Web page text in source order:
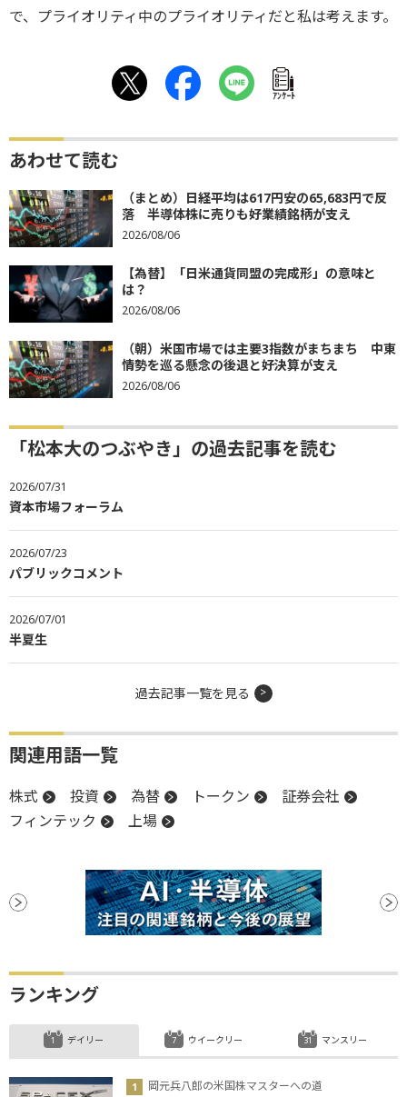
で、プライオリティ中のプライオリティだと私は考えます。
ｱﾝｹｰﾄ
あわせて読む
（まとめ）日経平均は617円安の65,683円で反
落 半導体株に売りも好業績銘柄が支え
2026/08/06
【為替】「日米通貨同盟の完成形」の意味と
は？
2026/08/06
（朝）米国市場では主要3指数がまちまち 中東
情勢を巡る懸念の後退と好決算が支え
2026/08/06
「松本大のつぶやき」の過去記事を読む
2026/07/31
資本市場フォーラム
2026/07/23
パブリックコメント
2026/07/01
半夏生
過去記事一覧を見る
関連用語一覧
株式 投資 為替 トークン
証券会社
フィンテック
上場
ランキング
デイリー
岡元兵八郎の米国株マスターへの道
ウイークリー マンスリー